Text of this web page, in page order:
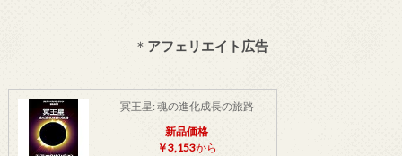
＊ アフェリエイト広告
冥王星: 魂の進化成長の旅路
新品価格
￥3,153から